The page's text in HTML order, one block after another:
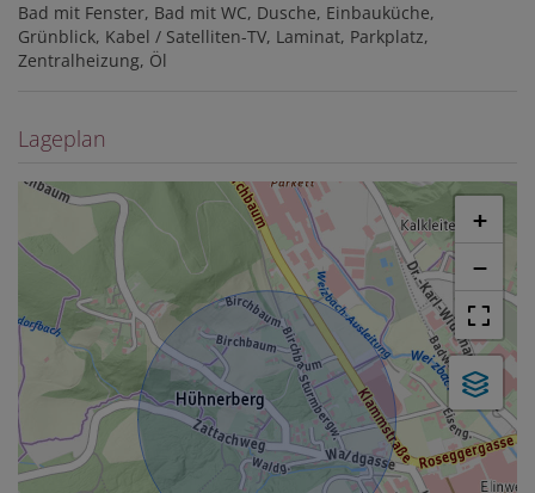
Bad mit Fenster Bad mit WC Dusche Einbauküche
Grünblick Kabel / Satelliten-TV Laminat Parkplatz
Zentralheizung Öl
Lageplan
+
−